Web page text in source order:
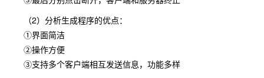
（2）分析生成程序的优点：
①界面简洁
②操作方便
③支持多个客户端相互发送信息，功能多样